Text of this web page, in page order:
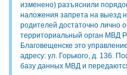
изменено) разъяснили
наложения запрета на выезд
родителей достаточно лично
территориальный орган МВД
Благовещенске это
адресу: ул. Горького, д. 136.
базу данных МВД и